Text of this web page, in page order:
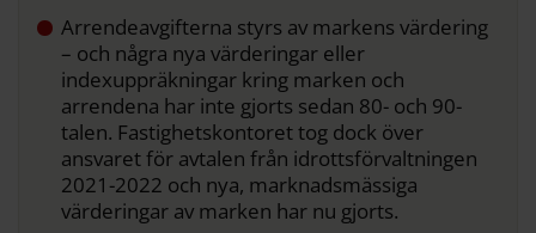
Arrendeavgifterna styrs av markens värdering
– och några nya värderingar eller
indexuppräkningar kring marken och
arrendena har inte gjorts sedan 80- och 90-
talen. Fastighetskontoret tog dock över
ansvaret för avtalen från idrottsförvaltningen
2021-2022 och nya, marknadsmässiga
värderingar av marken har nu gjorts.